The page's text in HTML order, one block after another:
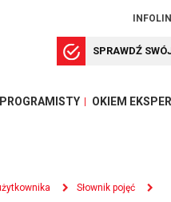
SPRAWDŹ
OKIEM
Słownik pojęć